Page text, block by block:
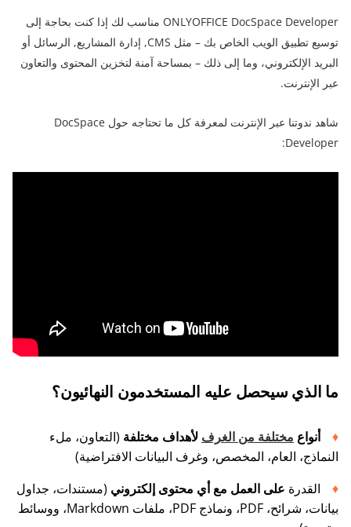
ONLYOFFICE DocSpace Developer مناسب لك إذا كنت بحاجة إلى
توسيع تطبيق الويب الخاص بك – مثل CMS, إدارة المشاريع, الرسائل أو
البريد الإلكتروني، وما إلى ذلك – بمساحة آمنة لتخزين المحتوى والتعاون
عبر الإنترنت.
شاهد ندوتنا عبر الإنترنت لمعرفة كل ما تحتاجه حول DocSpace
Developer:
ما الذي سيحصل عليه المستخدمون النهائيون؟
أنواع مختلفة من الغرف لأهداف مختلفة (التعاون، ملء
النماذج، العام، المخصص، وغرف البيانات الافتراضية)
القدرة على العمل مع أي محتوى إلكتروني (مستندات، جداول
بيانات، شرائح، PDF، ونماذج PDF، ملفات Markdown، ووسائط